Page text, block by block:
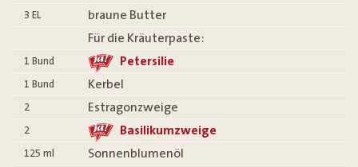
3 EL
braune Butter
Für die Kräuterpaste:
1 Bund Petersilie
1 Bund Kerbel
2 Estragonzweige
2 Basilikumzweige
125 ml
Sonnenblumenöl